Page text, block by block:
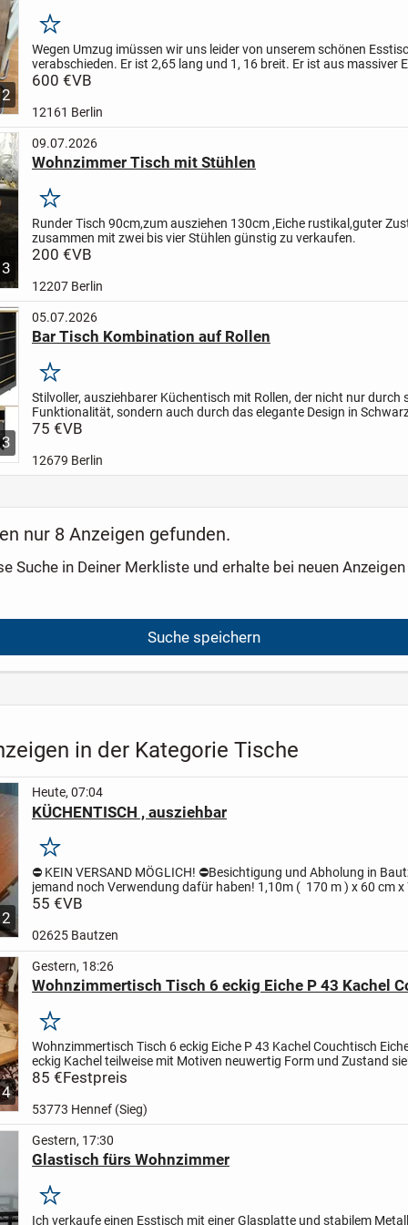
2
Merken
Wegen Umzug imüssen wir uns leider von unserem schönen
verabschieden. Er ist 2,65 lang und 1, 16 breit. Er ist aus massiver
sehr schwer.
600 €VB
12161 Berlin
3
09.07.2026
Wohnzimmer Tisch mit Stühlen
Merken
Runder Tisch 90cm,zum ausziehen 130cm ,Eiche rustikal,guter
zusammen mit zwei bis vier Stühlen günstig zu verkaufen.
200 €VB
12207 Berlin
3
05.07.2026
Bar Tisch Kombination auf Rollen
Merken
Stilvoller, ausziehbarer Küchentisch mit Rollen, der nicht nur durch
Funktionalität, sondern auch durch das elegante Design in
überzeugt.
75 €VB
12679 Berlin
nur 8 Anzeigen gefunden.
Suche in Deiner Merkliste und erhalte bei neuen
Suche speichern
in der Kategorie Tische
2
Heute, 07:04
KÜCHENTISCH , ausziehbar
Merken
⛔ KEIN VERSAND MÖGLICH! ⛔Besichtigung und Abholung in
jemand noch Verwendung dafür haben! 1,10m ( 170 m ) x 60 cm x
Rücknahme Garantie Gewährleistung Tausch ect.,da...
55 €VB
02625 Bautzen
4
Gestern, 18:26
Wohnzimmertisch Tisch 6 eckig Eiche P 43 Kachel
Merken
Wohnzimmertisch Tisch 6 eckig Eiche P 43 Kachel Couchtisch
eckig Kachel teilweise mit Motiven neuwertig Form und Zustand
Verkauf ohne Dekoration
85 €Festpreis
53773 Hennef (Sieg)
Gestern, 17:30
Glastisch fürs Wohnzimmer
Merken
Ich verkaufe einen Esstisch mit einer Glasplatte und stabilem